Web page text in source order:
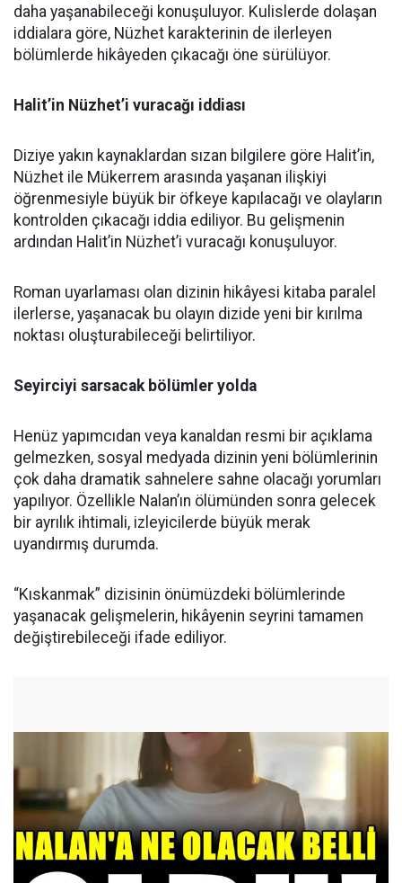
daha yaşanabileceği konuşuluyor. Kulislerde dolaşan
iddialara göre, Nüzhet karakterinin de ilerleyen
bölümlerde hikâyeden çıkacağı öne sürülüyor.
Halit’in Nüzhet’i vuracağı iddiası
Diziye yakın kaynaklardan sızan bilgilere göre Halit’in,
Nüzhet ile Mükerrem arasında yaşanan ilişkiyi
öğrenmesiyle büyük bir öfkeye kapılacağı ve olayların
kontrolden çıkacağı iddia ediliyor. Bu gelişmenin
ardından Halit’in Nüzhet’i vuracağı konuşuluyor.
Roman uyarlaması olan dizinin hikâyesi kitaba paralel
ilerlerse, yaşanacak bu olayın dizide yeni bir kırılma
noktası oluşturabileceği belirtiliyor.
Seyirciyi sarsacak bölümler yolda
Henüz yapımcıdan veya kanaldan resmi bir açıklama
gelmezken, sosyal medyada dizinin yeni bölümlerinin
çok daha dramatik sahnelere sahne olacağı yorumları
yapılıyor. Özellikle Nalan’ın ölümünden sonra gelecek
bir ayrılık ihtimali, izleyicilerde büyük merak
uyandırmış durumda.
“Kıskanmak” dizisinin önümüzdeki bölümlerinde
yaşanacak gelişmelerin, hikâyenin seyrini tamamen
değiştirebileceği ifade ediliyor.